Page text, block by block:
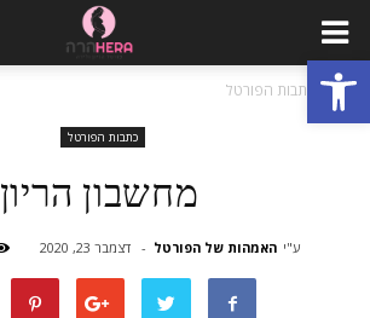
פתח סרגל נגישות
בית כתבות הפורטל
כתבות הפורטל
מחשבון הריון
ע"י האמהות של הפורטל - דצמבר 23, 2020